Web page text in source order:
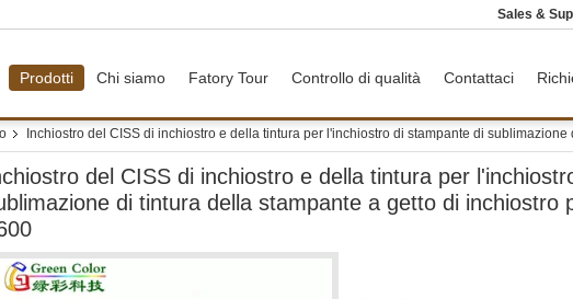
Sales &
Prodotti Chi siamo Fatory Tour Controllo di qualità Contattaci
Inchiostro del CISS di inchiostro e della tintura per l'inchiostro di stampante di
del CISS di inchiostro e della tintura per
di tintura della stampante a getto di inchiostro